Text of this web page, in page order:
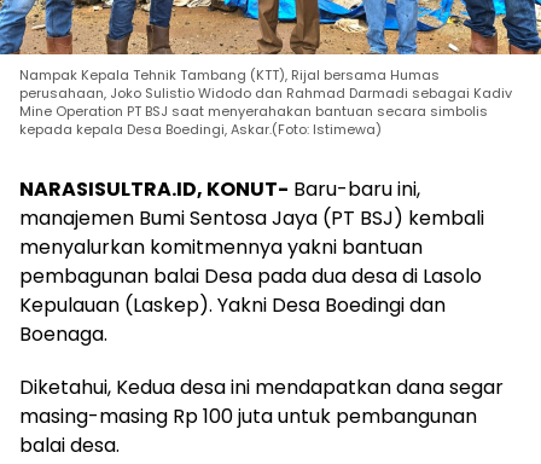
Nampak Kepala Tehnik Tambang (KTT), Rijal bersama Humas
perusahaan, Joko Sulistio Widodo dan Rahmad Darmadi sebagai Kadiv
Mine Operation PT BSJ saat menyerahakan bantuan secara simbolis
kepada kepala Desa Boedingi, Askar.(Foto: Istimewa)
NARASISULTRA.ID, KONUT- Baru-baru ini,
manajemen Bumi Sentosa Jaya (PT BSJ) kembali
menyalurkan komitmennya yakni bantuan
pembagunan balai Desa pada dua desa di Lasolo
Kepulauan (Laskep). Yakni Desa Boedingi dan
Boenaga.
Diketahui, Kedua desa ini mendapatkan dana segar
masing-masing Rp 100 juta untuk pembangunan
balai desa.